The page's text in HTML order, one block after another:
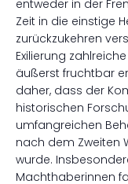
entweder in der
Zeit in die einstige
zurückzukehren
Exilierung
äußerst fruchtbar
daher, dass der
historischen
umfangreichen
nach dem Zweiten
wurde.
Machthaberinnen